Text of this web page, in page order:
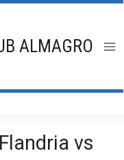
ALMAGRO
vs